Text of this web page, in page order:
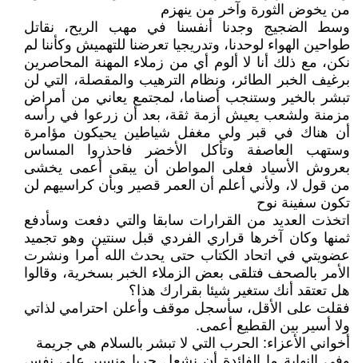
من يخوض الثورة وآخر من ينهزم
وسط الضجيج وجدنا أنفسنا في مهب الريح، نقاتل
طواحين الهواء لوحدنا، وتدريجيا تعرضنا للتهميش وكأننا لم
نكن، مع ذلك أنا لا ألوم أي من زملاء المهنة المحاصرين
برغيف الخبر الطائر، ونظام الترهيب والمقصلة، التي لن
تبشر بالخير وستنجب أصناما، لمجتمع يعاني من أمراض
مزمنة ولشعب يعيش أزمة ثقة، بعد أن زرعوا في رأسه
أن هناك في قبر ولي مغفل شياطين يحيكون مؤامرة
وستهب العاصفة وتأكل الأخضر فاحذروا المساس
بعروش الأسياد فعلى المواطن أن يبقى أعمى يخشى
من قول لا، ولأني أعلم أن العمر قصير وبأن كراسيهم لن
تكون سفينة نوح
اتخذت العديد من القرارات سابقا والتي دفعت وسأدفع
ثمنها وكان آخرها قراري الفردي قبل سنتين وهو تجميد
عضويتي في اتحاد الكتاب حتى يحدث الله أمرا ونشرت
الأمر بالصحف فتلقى بعض الزملاء الخبر بسخرية، وقالوا
هل تعتقد أنك ستغير شيئا بقرارك هذا؟
فقلت على الأقل، سأسجل موقف وأعلن احترامي لذاتي
ولا أسير بين القطيع أعمى.
أخواني الأعزاء: الحرب التي لا تبشر بالسلام هي جريمة